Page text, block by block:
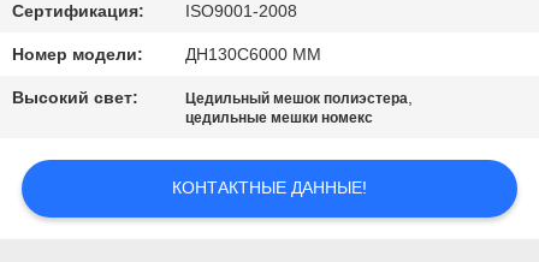
СПРОСИТЕ
ЦИТАТУ
КАРТА
САЙТА
Сертификация: ISO9001-2008
Номер модели: ДН130С6000 ММ
Высокий свет: Цедильный мешок полиэстера,
цедильные мешки номекс
КОНТАКТНЫЕ ДАННЫЕ!